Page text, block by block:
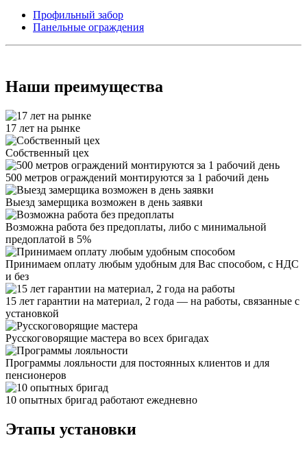
Профильный забор
Панельные ограждения
Наши преимущества
17 лет на рынке
Собственный цех
500 метров ограждений монтируются за 1 рабочий день
Выезд замерщика возможен в день заявки
Возможна работа без предоплаты, либо с минимальной
предоплатой в 5%
Принимаем оплату любым удобным для Вас способом, с НДС
и без
15 лет гарантии на материал, 2 года — на работы, связанные с
установкой
Русскоговорящие мастера во всех бригадах
Программы лояльности для постоянных клиентов и для
пенсионеров
10 опытных бригад работают ежедневно
Этапы установки